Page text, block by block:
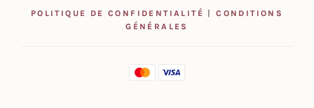
POLITIQUE DE CONFIDENTIALITÉ |CONDITIONS
GÉNÉRALES